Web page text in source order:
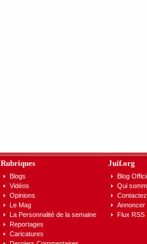
Rubriques
Blogs
Vidéos
Opinions
Le Mag
La Personnalité de la semaine
Reportages
Caricatures
Juif.org
Blog
Qui
Annoncer
Flux RSS